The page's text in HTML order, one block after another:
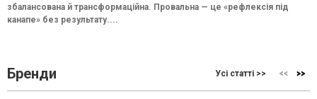
збалансована й трансформаційна. Провальна — це «рефлексія під
канапе» без результату....
Бренди Усі статті >>